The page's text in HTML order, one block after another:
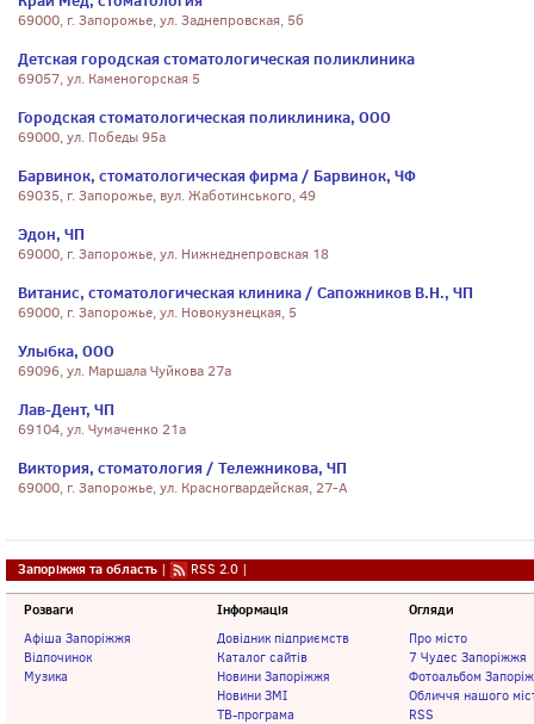
69000, г. Запорожье, ул. Заднепровская, 5б
Детская городская стоматологическая поликлиника
69057, ул. Каменогорская 5
Городская стоматологическая поликлиника, ООО
69000, ул. Победы 95а
Барвинок, стоматологическая фирма / Барвинок, ЧФ
69035, г. Запорожье, вул. Жаботинського, 49
Эдон, ЧП
69000, г. Запорожье, ул. Нижнеднепровская 18
Витанис, стоматологическая клиника / Сапожников В.Н., ЧП
69000, г. Запорожье, ул. Новокузнецкая, 5
Улыбка, ООО
69096, ул. Маршала Чуйкова 27а
Лав-Дент, ЧП
69104, ул. Чумаченко 21а
Виктория, стоматология / Тележникова, ЧП
69000, г. Запорожье, ул. Красногвардейская, 27-А
Запоріжжя та область | RSS 2.0 |
Розваги
Афіша Запоріжжя
Відпочинок
Музика
Інформація
Довідник підприємств
Каталог сайтів
Новини Запоріжжя
Новини ЗМІ
ТВ-програма
Огляди
Про місто
7 Чудес Запоріжжя
Фотоальбом
Обличчя нашого
RSS